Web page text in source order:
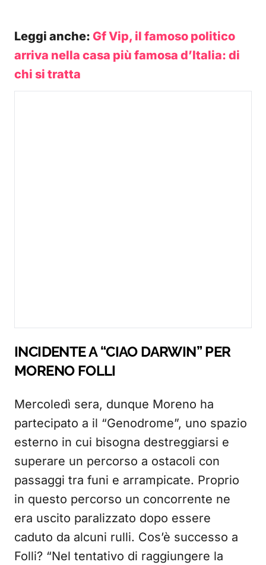
Leggi anche: Gf Vip, il famoso politico
arriva nella casa più famosa d’Italia: di
chi si tratta
INCIDENTE A “CIAO DARWIN” PER
MORENO FOLLI
Mercoledì sera, dunque Moreno ha
partecipato a il “Genodrome”, uno spazio
esterno in cui bisogna destreggiarsi e
superare un percorso a ostacoli con
passaggi tra funi e arrampicate. Proprio
in questo percorso un concorrente ne
era uscito paralizzato dopo essere
caduto da alcuni rulli. Cos’è successo a
Folli? “Nel tentativo di raggiungere la